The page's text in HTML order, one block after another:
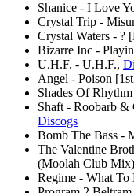
Shanice - I Love
Crystal Trip -
Crystal Waters - ?
Bizarre Inc -
U.H.F. - U.H.F.,
Angel - Poison
Shades Of
Shaft - Roobarb
Discogs
Bomb The Bass -
The Valentine
(Moolah Club
Regime - What To